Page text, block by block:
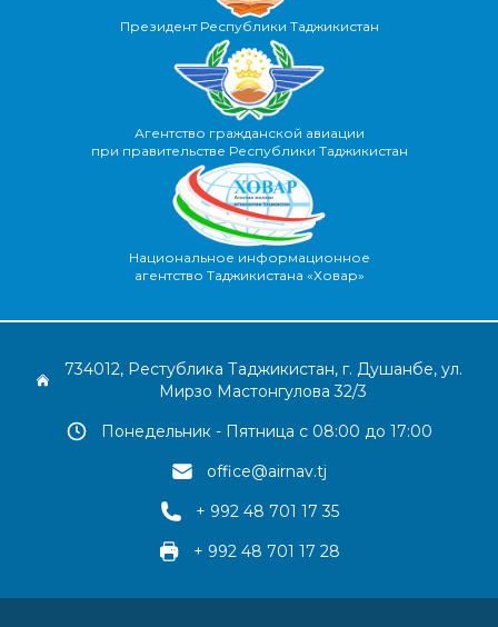
Президент Республики Таджикистан
Агентство гражданской авиации
при правительстве Республики Таджикистан
Национальное информационное
агентство Таджикистана «Ховар»
734012, Рестублика Таджикистан, г. Душанбе, ул.
Мирзо Мастонгулова 32/3
Понедельник - Пятница с 08:00 до 17:00
office@airnav.tj
+ 992 48 701 17 35
+ 992 48 701 17 28